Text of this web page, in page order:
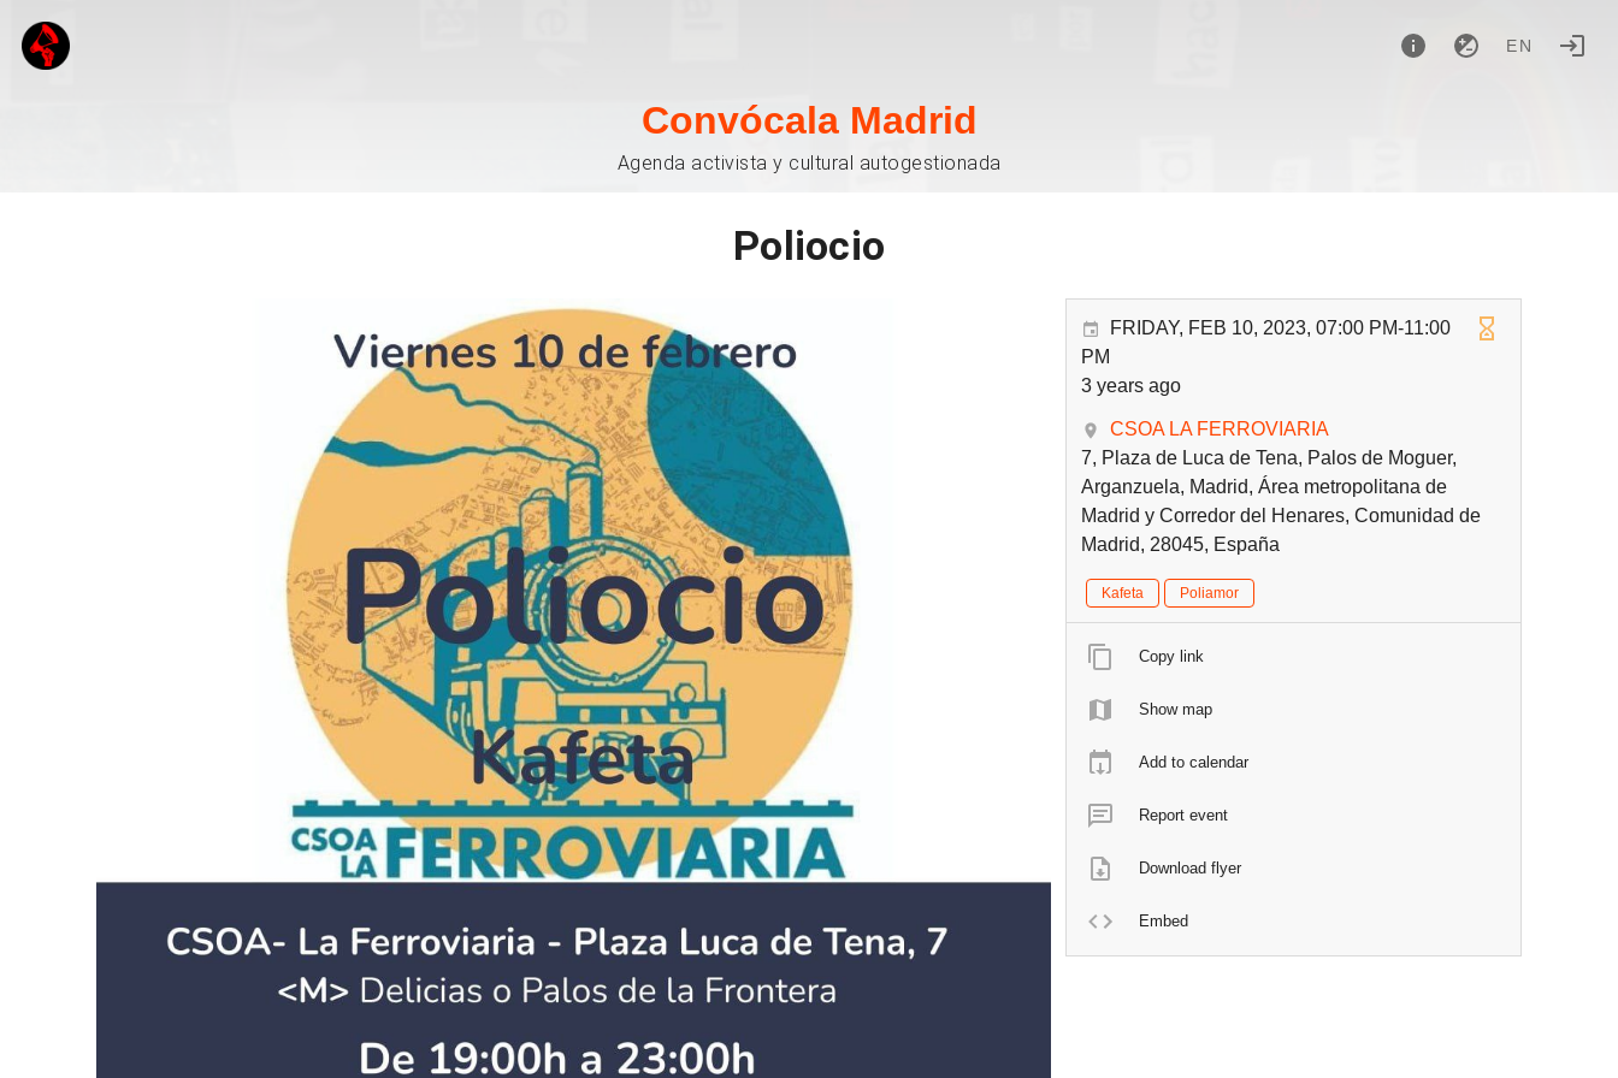
EN
Convócala Madrid
Agenda activista y cultural autogestionada
Poliocio
FRIDAY, FEB 10, 2023, 07:00 PM-11:00
PM
3 years ago
CSOA LA FERROVIARIA
7, Plaza de Luca de Tena, Palos de Moguer,
Arganzuela, Madrid, Área metropolitana de
Madrid y Corredor del Henares, Comunidad de
Madrid, 28045, España
Kafeta Poliamor
Copy link
Show map
Add to calendar
Report event
Download flyer
Embed